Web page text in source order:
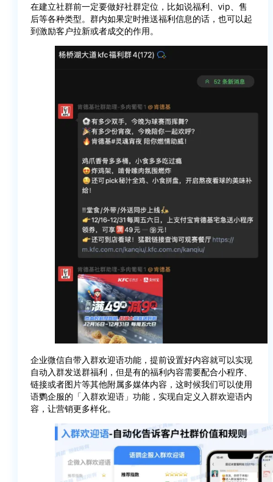
在建立社群前一定要做好社群定位，比如说福利、vip、售
后等各种类型。群内如果定时推送福利信息的话，也可以起
到激励客户拉新或者成交的作用。
企业微信自带入群欢迎语功能，提前设置好内容就可以实现
自动入群发送群福利，但是有的福利内容需要配合小程序、
链接或者图片等其他附属多媒体内容，这时候我们可以使用
语鹦企服的「入群欢迎语」功能，实现自定义入群欢迎语内
容，让营销更多样化。